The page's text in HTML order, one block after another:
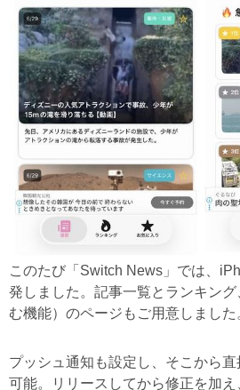
このたび「Switch News」では、
発しました。記事一覧とランキン
む機能）のページもご用意しました
プッシュ通知も設定し、そこから
可能。リリースしてから修正を加